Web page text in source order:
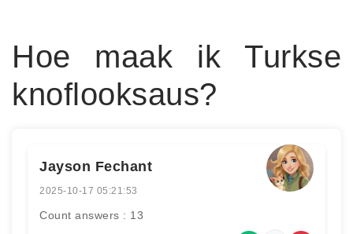
Hoe maak ik Turkse
knoflooksaus?
Jayson Fechant
2025-10-17 05:21:53
Count answers : 13